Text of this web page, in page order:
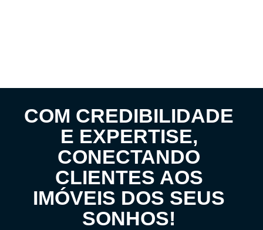
COM CREDIBILIDADE
E EXPERTISE,
CONECTANDO
CLIENTES AOS
IMÓVEIS DOS SEUS
SONHOS!